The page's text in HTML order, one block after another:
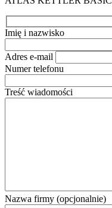
Imię i nazwisko
Adres e-mail
Numer telefonu
Treść wiadomości
Nazwa firmy (opcjonalnie)